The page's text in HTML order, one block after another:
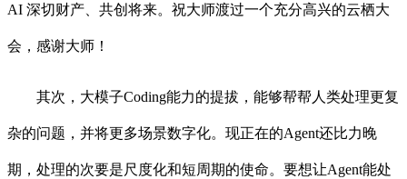
AI 深切财产、共创将来。祝大师渡过一个充分高兴的云栖大
会，感谢大师！
其次，大模子Coding能力的提拔，能够帮帮人类处理更复
杂的问题，并将更多场景数字化。现正在的Agent还比力晚
期，处理的次要是尺度化和短周期的使命。要想让Agent能处